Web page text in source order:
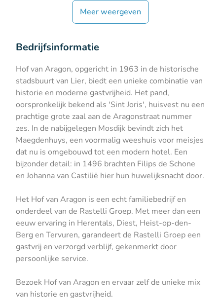
Meer weergeven
Bedrijfsinformatie
Hof van Aragon, opgericht in 1963 in de historische
stadsbuurt van Lier, biedt een unieke combinatie van
historie en moderne gastvrijheid. Het pand,
oorspronkelijk bekend als 'Sint Joris', huisvest nu een
prachtige grote zaal aan de Aragonstraat nummer
zes. In de nabijgelegen Mosdijk bevindt zich het
Maegdenhuys, een voormalig weeshuis voor meisjes
dat nu is omgebouwd tot een modern hotel. Een
bijzonder detail: in 1496 brachten Filips de Schone
en Johanna van Castilië hier hun huwelijksnacht door.
Het Hof van Aragon is een echt familiebedrijf en
onderdeel van de Rastelli Groep. Met meer dan een
eeuw ervaring in Herentals, Diest, Heist-op-den-
Berg en Tervuren, garandeert de Rastelli Groep een
gastvrij en verzorgd verblijf, gekenmerkt door
persoonlijke service.
Bezoek Hof van Aragon en ervaar zelf de unieke mix
van historie en gastvrijheid.